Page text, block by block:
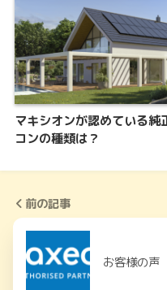
マキシオンが認めている純
コンの種類は？
前の記事
お客様の声